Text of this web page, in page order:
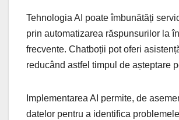
Tehnologia AI poate îmbunătăți
prin automatizarea răspunsurilor la
frecvente. Chatboții pot oferi
reducând astfel timpul de așteptare
Implementarea AI permite, de
datelor pentru a identifica